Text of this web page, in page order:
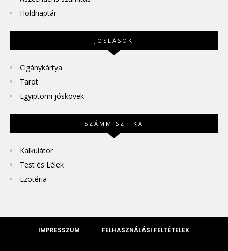
Holdnaptár
JÓSLÁSOK
Cigánykártya
Tarot
Egyiptomi jóskövek
SZÁMMISZTIKA
Kalkulátor
Test és Lélek
Ezotéria
IMPRESSZUM FELHASZNÁLÁSI FELTÉTELEK